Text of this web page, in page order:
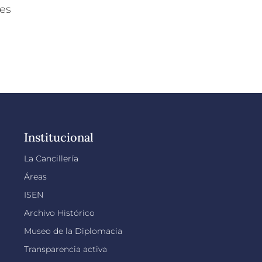
Institucional
La Cancillería
Áreas
ISEN
Archivo Histórico
Museo de la Diplomacia
Transparencia activa